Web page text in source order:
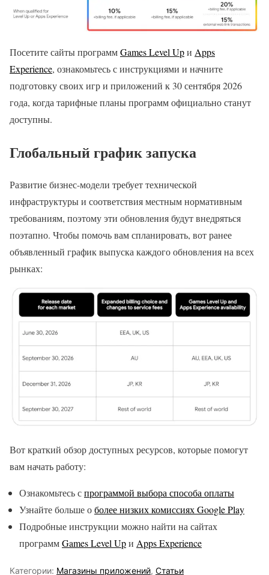
Посетите сайты программGames Level Upи Apps
Experience, ознакомьтесь с инструкциями и начните
подготовку своих игр и приложений к 30 сентября 2026
года, когда тарифные планы программ официально станут
доступны.
Глобальный график запуска
Развитие бизнес-модели требует технической
инфраструктуры и соответствия местным нормативным
требованиям, поэтому эти обновления будут внедряться
поэтапно. Чтобы помочь вам спланировать, вот ранее
объявленный график выпуска каждого обновления на всех
рынках:
Вот краткий обзор доступных ресурсов, которые помогут
вам начать работу:
Ознакомьтесь спрограммой выбора способа оплаты
Узнайте больше оболее низких комиссиях Google Play
Подробные инструкции можно найти на сайтах
программGames Level Upи Apps Experience
Категории: Магазины приложений, Статьи